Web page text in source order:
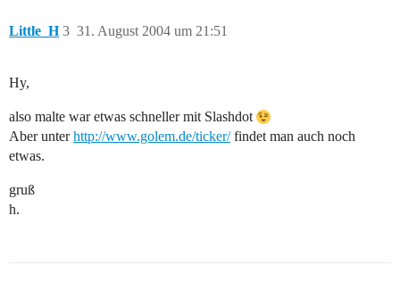
Little_H 31. August 2004 um 21:51
3
Hy,
also malte war etwas schneller mit Slashdot
Aber unterhttp://www.golem.de/ticker/findet man auch noch
etwas.
gruß
h.